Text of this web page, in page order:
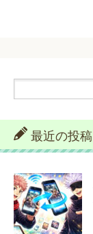
最近の投稿